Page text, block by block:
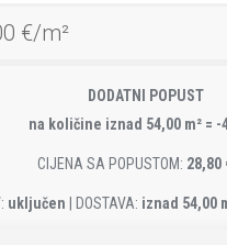
€/m²
DODATNI POPUST
na količine iznad 54,00 m² = -
CIJENA SA POPUSTOM: 28,80
uključen | DOSTAVA: iznad 54,00